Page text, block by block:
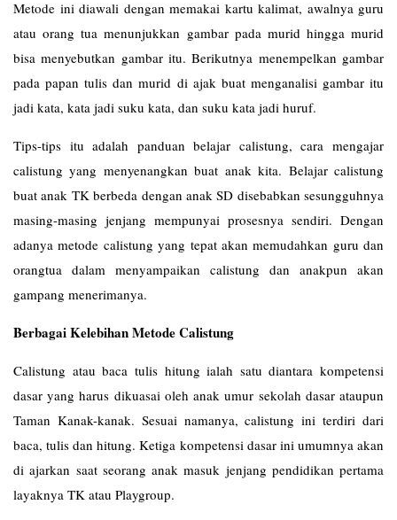
Metode ini diawali dengan memakai kartu kalimat, awalnya guru
atau orang tua menunjukkan gambar pada murid hingga murid
bisa menyebutkan gambar itu. Berikutnya menempelkan gambar
pada papan tulis dan murid di ajak buat menganalisi gambar itu
jadi kata, kata jadi suku kata, dan suku kata jadi huruf.
Tips-tips itu adalah panduan belajar calistung, cara mengajar
calistung yang menyenangkan buat anak kita. Belajar calistung
buat anak TK berbeda dengan anak SD disebabkan sesungguhnya
masing-masing jenjang mempunyai prosesnya sendiri. Dengan
adanya metode calistung yang tepat akan memudahkan guru dan
orangtua dalam menyampaikan calistung dan anakpun akan
gampang menerimanya.
Berbagai Kelebihan Metode Calistung
Calistung atau baca tulis hitung ialah satu diantara kompetensi
dasar yang harus dikuasai oleh anak umur sekolah dasar ataupun
Taman Kanak-kanak. Sesuai namanya, calistung ini terdiri dari
baca, tulis dan hitung. Ketiga kompetensi dasar ini umumnya akan
di ajarkan saat seorang anak masuk jenjang pendidikan pertama
layaknya TK atau Playgroup.